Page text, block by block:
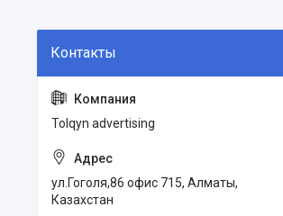
Tolqyn advertising
ул.Гоголя,86 офис 715, Алматы,
Казахстан